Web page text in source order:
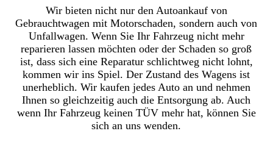
Wir bieten nicht nur den Autoankauf von
Gebrauchtwagen mit Motorschaden, sondern auch von
Unfallwagen. Wenn Sie Ihr Fahrzeug nicht mehr
reparieren lassen möchten oder der Schaden so groß
ist, dass sich eine Reparatur schlichtweg nicht lohnt,
kommen wir ins Spiel. Der Zustand des Wagens ist
unerheblich. Wir kaufen jedes Auto an und nehmen
Ihnen so gleichzeitig auch die Entsorgung ab. Auch
wenn Ihr Fahrzeug keinen TÜV mehr hat, können Sie
sich an uns wenden.